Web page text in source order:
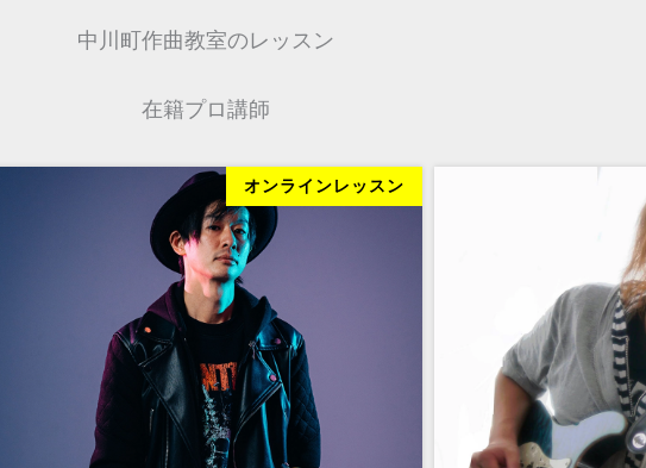
中川町作曲教室のレッスン
在籍プロ講師
オンラインレッスン